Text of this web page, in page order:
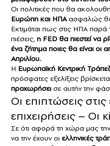
Οι πολιτικές που θα
Ευρώπη και ΗΠΑασφαλώς θα
Εκτιμάται πως στις ΗΠΑ παρά
πιέσεις, η FED θα πιεστεί να
ένα ζήτημα ποιες θα είναι οι
Απριλίου.
Η Ευρωπαϊκή Κεντρική
πρόσφατες εξελίξεις
προχωρήσει σε αυτήν την
Οι επιπτώσεις στις
επιχειρήσεις – Οι
Σε ότι αφορά τη χώρα μας
να την έχουν οι ελληνικές